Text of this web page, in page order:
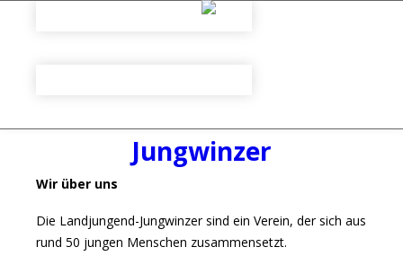
Jungwinzer
Wir über uns
Die Landjungend-Jungwinzer sind ein Verein, der sich aus
rund 50 jungen Menschen zusammensetzt.